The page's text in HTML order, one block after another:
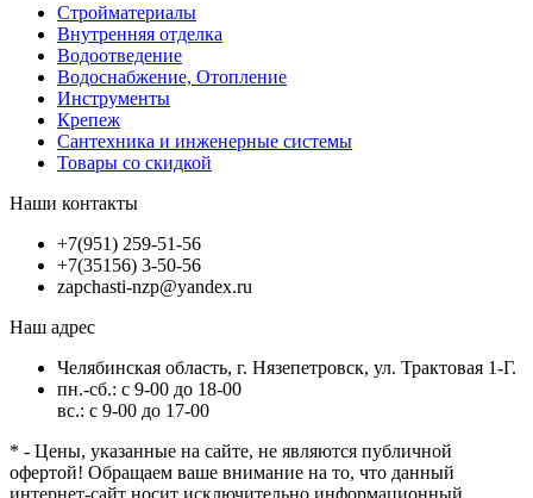
Стройматериалы
Внутренняя отделка
Водоотведение
Водоснабжение, Отопление
Инструменты
Крепеж
Сантехника и инженерные системы
Товары со скидкой
Наши контакты
+7(951) 259-51-56
+7(35156) 3-50-56
zapchasti-nzp@yandex.ru
Наш адрес
Челябинская область, г. Нязепетровск, ул. Трактовая 1-Г.
пн.-сб.: с 9-00 до 18-00
вс.: с 9-00 до 17-00
* - Цены, указанные на сайте, не являются публичной
офертой! Обращаем ваше внимание на то, что данный
интернет-сайт носит исключительно информационный